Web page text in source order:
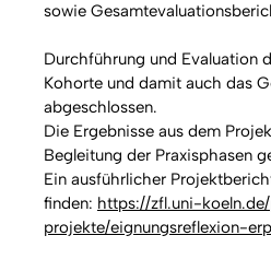
sowie
Durchführung und Evaluation
Kohorte und damit auch das
abgeschlossen.
Die Ergebnisse aus dem
Begleitung der Praxisphasen
Ein ausführlicher
finden: https://zfl.uni-
projekte/eignungsreflexion-